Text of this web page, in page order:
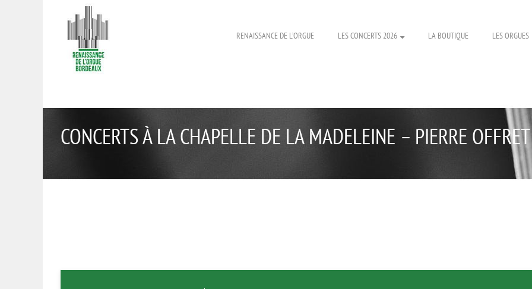
RENAISSANCE DE L’ORGUE LES CONCERTS 2026 LA BOUTIQUE LES ORGUES
CONCERTS À LA CHAPELLE DE LA MADELEINE – PIERRE OFFRET